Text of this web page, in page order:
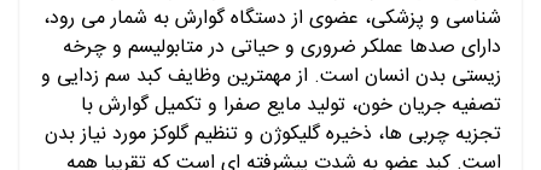
شناسی و پزشکی، عضوی از دستگاه گوارش به شمار می رود،
دارای صدها عملکر ضروری و حیاتی در متابولیسم و چرخه
زیستی بدن انسان است. از مهمترین وظایف کبد سم زدایی و
تصفیه جریان خون، تولید مایع صفرا و تکمیل گوارش با
تجزیه چربی ها، ذخیره گلیکوژن و تنظیم گلوکز مورد نیاز بدن